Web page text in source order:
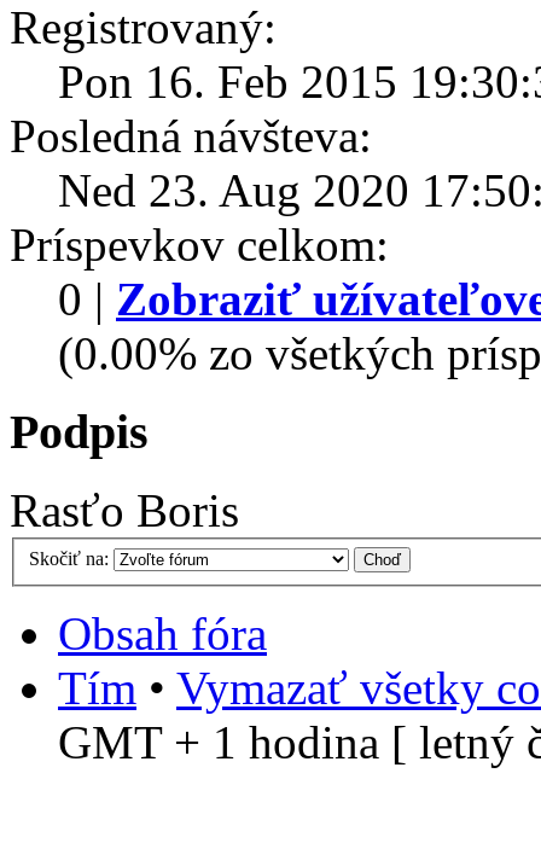
Registrovaný:
Pon 16. Feb 2015
Posledná návšteva:
Ned 23. Aug 2020
Príspevkov celkom:
0 | Zobraziť
(0.00% zo všetkých
Podpis
Rasťo Boris
Skočiť na:
Obsah fóra
Tím • Vymazať všetky
GMT + 1 hodina [ letný